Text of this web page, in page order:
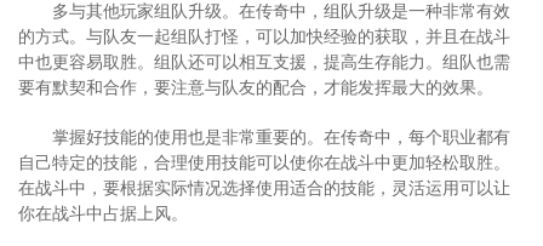
多与其他玩家组队升级。在传奇中，组队升级是一种非常有效
的方式。与队友一起组队打怪，可以加快经验的获取，并且在战斗
中也更容易取胜。组队还可以相互支援，提高生存能力。组队也需
要有默契和合作，要注意与队友的配合，才能发挥最大的效果。
掌握好技能的使用也是非常重要的。在传奇中，每个职业都有
自己特定的技能，合理使用技能可以使你在战斗中更加轻松取胜。
在战斗中，要根据实际情况选择使用适合的技能，灵活运用可以让
你在战斗中占据上风。